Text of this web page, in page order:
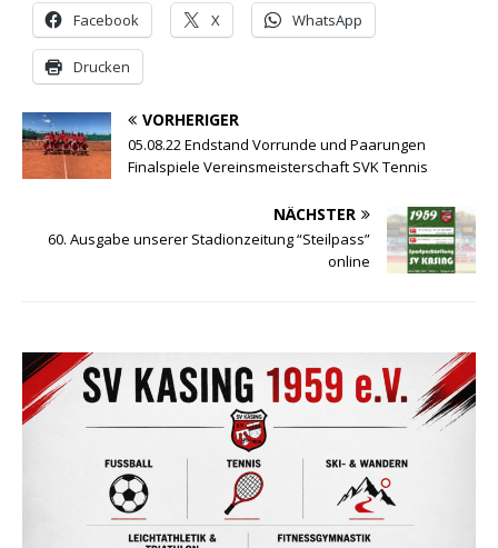
Facebook X WhatsApp
Drucken
VORHERIGER
05.08.22 Endstand Vorrunde und Paarungen
Finalspiele Vereinsmeisterschaft SVK Tennis
NÄCHSTER
60. Ausgabe unserer Stadionzeitung “Steilpass”
online